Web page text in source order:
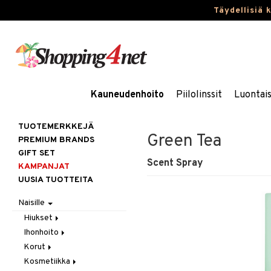
Täydellisiä
Kauneudenhoito Piilolinssit
Green Tea
Scent Spray
TUOTEMERKKEJÄ
PREMIUM BRANDS
GIFT SET
KAMPANJAT
UUSIA TUOTTEITA
Naisille
Hiukset
Gift Set
Harjat / Kammat
Hiuskuurit
Ihonhoito
Aurinkotuotteet
Erikoistuotteet
Korut
Kaulakorut
Kosmetiikka